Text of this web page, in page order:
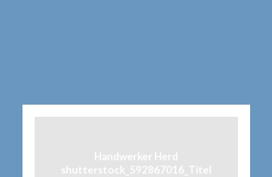
Handwerker Herd
shutterstock_592867016_Titel